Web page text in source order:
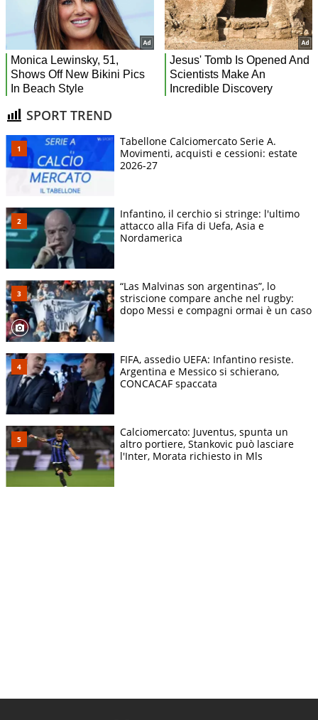
SPORT TREND
Tabellone Calciomercato Serie A.
Movimenti, acquisti e cessioni: estate
2026-27
Infantino, il cerchio si stringe: l'ultimo
attacco alla Fifa di Uefa, Asia e
Nordamerica
“Las Malvinas son argentinas”, lo
striscione compare anche nel rugby:
dopo Messi e compagni ormai è un caso
FIFA, assedio UEFA: Infantino resiste.
Argentina e Messico si schierano,
CONCACAF spaccata
Calciomercato: Juventus, spunta un
altro portiere, Stankovic può lasciare
l'Inter, Morata richiesto in Mls